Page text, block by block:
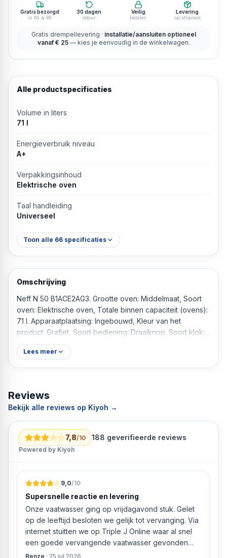
Gratis bezorgd
in NL & BE
30 dagen
retour
Veilig
betalen
Levering
op afspraak
Gratis drempellevering · installatie/aansluiten optioneel
vanaf € 25 — kies je eenvoudig in de winkelwagen.
Alle productspecificaties
Volume in liters
71 l
Energieverbruik niveau
A+
Verpakkingsinhoud
Elektrische oven
Taal handleiding
Universeel
Toon alle 66 specificaties
Omschrijving
Neff N 50 B1ACE2AG3. Grootte oven: Middelmaat, Soort
oven: Elektrische oven, Totale binnen capaciteit (ovens):
71 l. Apparaatplaatsing: Ingebouwd, Kleur van het
product: Grafiet, Soort bediening: Draaiknop. Soort klok:
Elektronisch. Energie-efficiëntieklasse: A+,
Energieverbruik (conventioneel): 0,94 kWu,
Energieverbruik (geforceerde convectie): 0,69 kWu.
Convectie koken Grill
Zelfreinigend Hydrolytisch
Ingebouwd display LCD Soort bediening: Draaiknop
Kinderslot
Energie-efficiëntieklasse: A+
Lees meer
Reviews
Bekijk alle reviews op Kiyoh →
7,8/10 188 geverifieerde reviews
Powered by Kiyoh
9,0/10
Supersnelle reactie en levering
Onze vaatwasser ging op vrijdagavond stuk. Gelet
op de leeftijd besloten we gelijk tot vervanging. Via
internet stuitten we op Triple J Online waar al snel
een goede vervangende vaatwasser gevonden
werd. ‘s Ochtends even gebeld met de
Renze · 25 jul 2026